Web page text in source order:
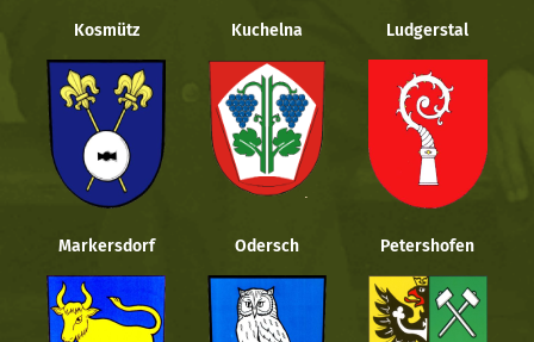
Kosmütz Kuchelna Ludgerstal
Markersdorf Odersch Petershofen